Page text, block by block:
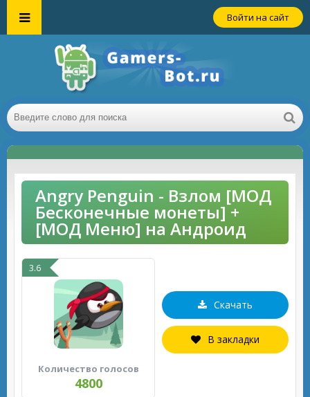
Войти на сайт
Angry Penguin - Взлом [МОД
Бесконечные монеты] +
[МОД Меню] на Андроид
3.6
Количество голосов
4800
Скачать
В закладки